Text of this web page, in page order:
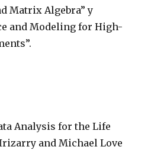
Matrix Algebra” y
and Modeling for High-
Analysis for the Life
and Michael Love